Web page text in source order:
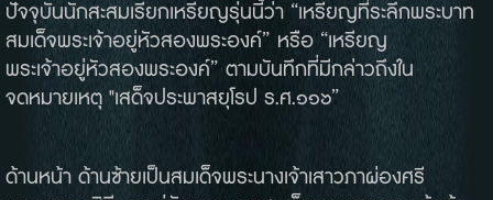
ปัจจุบันนักสะสมเรียกเหรียญรุ่นนี้ว่า “เหรียญที่ระลึกพระบาท
สมเด็จพระเจ้าอยู่หัวสองพระองค์” หรือ “เหรียญ
พระเจ้าอยู่หัวสองพระองค์” ตามบันทึกที่มีกล่าวถึงใน
จดหมายเหตุ "เสด็จประพาสยุโรป ร.ศ.๑๑๖”
ด้านหน้า ด้านซ้ายเป็นสมเด็จพระนางเจ้าเสาวภาผ่องศรี